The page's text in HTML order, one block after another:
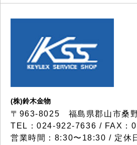
(株)鈴木金物
〒963-8025 福島県郡山市桑
TEL：024-922-7636 / FAX：
営業時間：8:30〜18:30 / 定休